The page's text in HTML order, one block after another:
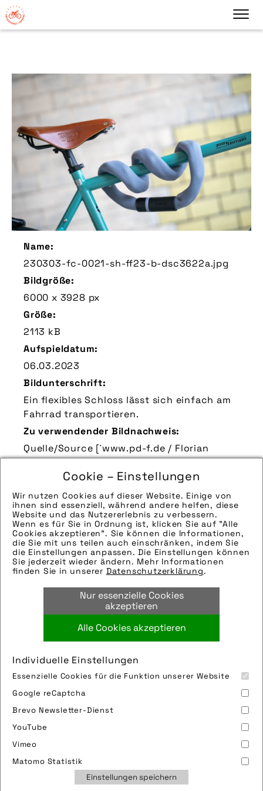
Cookie – Einstellungen
Wir nutzen Cookies auf dieser Website. Einige von
ihnen sind essenziell, während andere helfen, diese
Website und das Nutzererlebnis zu verbessern.
Wenn es für Sie in Ordnung ist, klicken Sie auf "Alle
Cookies akzeptieren". Sie können die Informationen,
die Sie mit uns teilen auch einschränken, indem Sie
die Einstellungen anpassen. Die Einstellungen können
Sie jederzeit wieder ändern. Mehr Informationen
finden Sie in unserer Datenschutzerklärung.
Nur essenzielle Cookies
akzeptieren
Alle Cookies akzeptieren
Individuelle Einstellungen
Essenzielle Cookies für die Funktion unserer Website
Google reCaptcha
Brevo Newsletter-Dienst
YouTube
Vimeo
Matomo Statistik
Einstellungen speichern
Name:
230303-fc-0021-sh-ff23-b-dsc3622a.jpg
Bildgröße:
6000 x 3928 px
Größe:
2113 kB
Aufspieldatum:
06.03.2023
Bildunterschrift:
Ein flexibles Schloss lässt sich einfach am
Fahrrad transportieren.
Zu verwendender Bildnachweis:
Quelle/Source [´www.pd-f.de / Florian
Schuh´]
Technik-Info:
Die technischen Details werden in Bälde
eingefügt. Sie können uns aber gern auch
per E-Mail oder Telefon kontaktieren, wir
helfen gerne weiter.
Tags:
abus,august bremicker söhne kg,
fahrradfrühling,schloss,tout terrain,tout
terrain gmbh & co kg
Bild downloaden
Nutzungsbedingungen
Datenschutz
Cookies